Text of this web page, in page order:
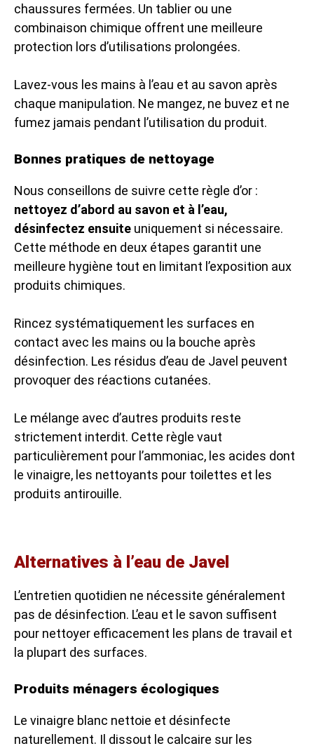
chaussures fermées. Un tablier ou une
combinaison chimique offrent une meilleure
protection lors d’utilisations prolongées.
Lavez-vous les mains à l’eau et au savon après
chaque manipulation. Ne mangez, ne buvez et ne
fumez jamais pendant l’utilisation du produit.
Bonnes pratiques de nettoyage
Nous conseillons de suivre cette règle d’or :
nettoyez d’abord au savon et à l’eau,
désinfectez ensuite uniquement si nécessaire.
Cette méthode en deux étapes garantit une
meilleure hygiène tout en limitant l’exposition aux
produits chimiques.
Rincez systématiquement les surfaces en
contact avec les mains ou la bouche après
désinfection. Les résidus d’eau de Javel peuvent
provoquer des réactions cutanées.
Le mélange avec d’autres produits reste
strictement interdit. Cette règle vaut
particulièrement pour l’ammoniac, les acides dont
le vinaigre, les nettoyants pour toilettes et les
produits antirouille.
Alternatives à l’eau de Javel
L’entretien quotidien ne nécessite généralement
pas de désinfection. L’eau et le savon suffisent
pour nettoyer efficacement les plans de travail et
la plupart des surfaces.
Produits ménagers écologiques
Le vinaigre blanc nettoie et désinfecte
naturellement. Il dissout le calcaire sur les